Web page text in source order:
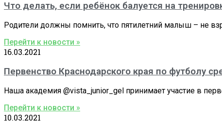
Что делать, если ребёнок балуется на
Родители должны помнить, что пятилетний малыш – не
Перейти к новости »
16.03.2021
Первенство Краснодарского края по футболу
Наша академия @vista_junior_gel принимает участие в
Перейти к новости »
10.03.2021